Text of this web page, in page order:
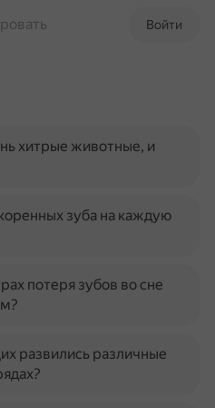
Войти
хитрые животные, и
зуба на каждую
потеря зубов во сне
развились различные